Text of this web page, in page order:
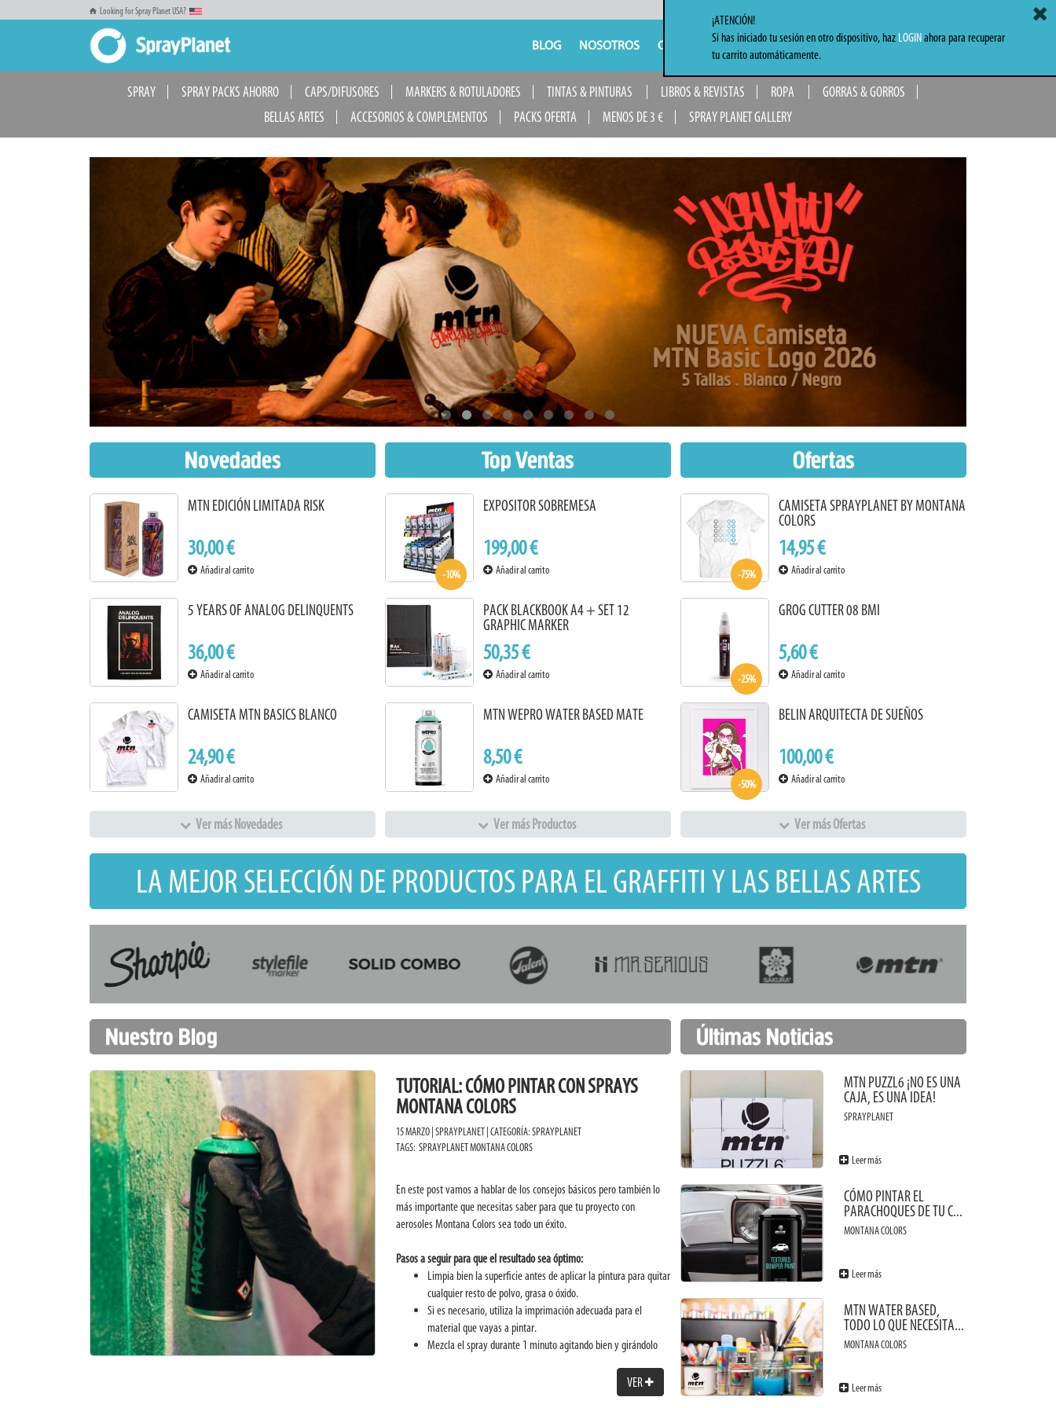
Looking for Spray Planet USA?
BLOG NOSOTROS CONTACTO
SPRAY SPRAY PACKS AHORRO CAPS/DIFUSORES MARKERS & ROTULADORES TINTAS & PINTURAS LIBROS & REVISTAS ROPA
GORRAS & GORROS
BELLAS ARTES
ACCESORIOS & COMPLEMENTOS PACKS OFERTA MENOS DE 3 € SPRAY PLANET GALLERY
Novedades
MTN EDICIÓN LIMITADA RISK
30,00 €
Añadir al carrito
5 YEARS OF ANALOG DELINQUENTS
36,00 €
Añadir al carrito
CAMISETA MTN BASICS BLANCO
24,90 €
Añadir al carrito
Ver más Novedades
Top Ventas
-10%
EXPOSITOR SOBREMESA
199,00 €
Añadir al carrito
PACK BLACKBOOK A4 + SET 12
GRAPHIC MARKER
50,35 €
Añadir al carrito
MTN WEPRO WATER BASED MATE
8,50 €
Añadir al carrito
Ver más Productos
Ofertas
-75%
CAMISETA SPRAYPLANET BY MONTANA
COLORS
14,95 €
Añadir al carrito
-25%
GROG CUTTER 08 BMI
5,60 €
Añadir al carrito
-50%
BELIN ARQUITECTA DE SUEÑOS
100,00 €
Añadir al carrito
Ver más Ofertas
LA MEJOR SELECCIÓN DE PRODUCTOS PARA EL GRAFFITI Y LAS BELLAS ARTES
Nuestro Blog
TUTORIAL: CÓMO PINTAR CON SPRAYS
MONTANA COLORS
15 MARZO | SPRAYPLANET | CATEGORÍA:SPRAYPLANET
TAGS: SPRAYPLANETMONTANA COLORS
En este post vamos a hablar de los consejos básicos pero también lo
más importante que necesitas saber para que tu proyecto con
aerosoles Montana Colors sea todo un éxito.
Pasos a seguir para que el resultado sea óptimo:
Limpia bien la superficie antes de aplicar la pintura para quitar
cualquier resto de polvo, grasa o óxido.
Si es necesario, utiliza la imprimación adecuada para el
material que vayas a pintar.
Mezcla el spray durante 1 minuto agitando bien y girándolo
Haz una prueba antes en otra superficie para asegurarte de
VER
Últimas Noticias
MTN PUZZL6 ¡NO ES UNA
CAJA, ES UNA IDEA!
SPRAYPLANET
Leer más
CÓMO PINTAR EL
PARACHOQUES DE TU C...
MONTANA COLORS
Leer más
MTN WATER BASED,
TODO LO QUE NECESITA...
MONTANA COLORS
Leer más
¡ATENCIÓN!
Si has iniciado tu sesión en otro dispositivo, haz LOGINahora para recuperar
tu carrito automáticamente.